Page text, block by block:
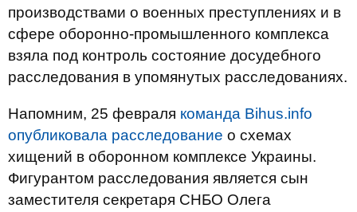
производствами о военных преступлениях и в
сфере оборонно-промышленного комплекса
взяла под контроль состояние досудебного
расследования в упомянутых расследованиях.
Напомним, 25 февраля команда Bihus.info
опубликовала расследование о схемах
хищений в оборонном комплексе Украины.
Фигурантом расследования является сын
заместителя секретаря СНБО Олега